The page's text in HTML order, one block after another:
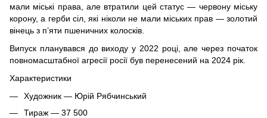
мали міські права, але втратили цей статус — червону міську
корону, а герби сіл, які ніколи не мали міських прав — золотий
вінець з п’яти пшеничних колосків.
Випуск планувався до виходу у 2022 році, але через початок
повномасштабної агресії росії був перенесений на 2024 рік.
Характеристики
Художник — Юрій Рябчинський
Тираж — 37 500